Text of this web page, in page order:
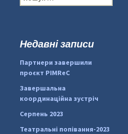
#PipIvanToday
pimrec_project
о
:Недавні записи
Партнери завершили
проєкт PIMReC
Завершальна
координаційна зустріч
Серпень 2023
Театральні попівання-2023